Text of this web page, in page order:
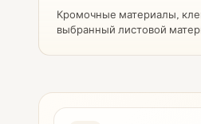
Кромочные материалы,
выбранный листовой